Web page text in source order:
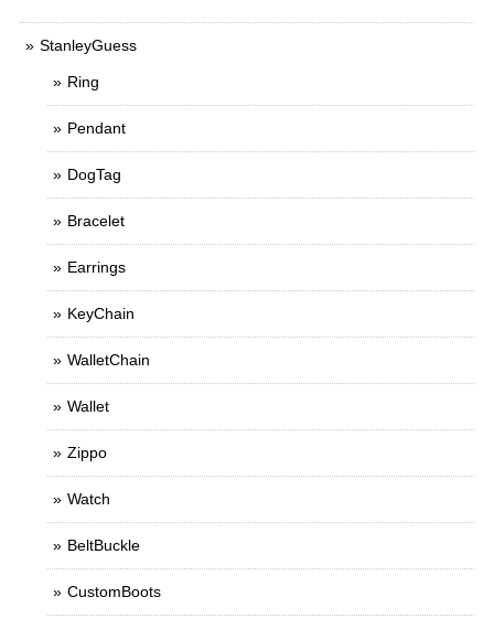
StanleyGuess
Ring
Pendant
DogTag
Bracelet
Earrings
KeyChain
WalletChain
Wallet
Zippo
Watch
BeltBuckle
CustomBoots